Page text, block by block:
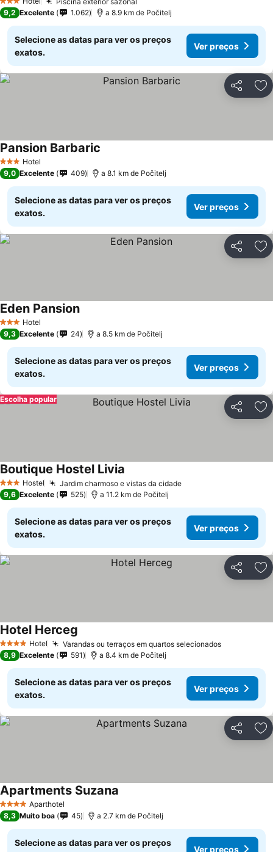
3 Estrelas
9,2 Excelente 1.062 a 8.9 km de Počitelj
Selecione as datas para ver os preços
exatos.
Ver preços
Partilhar
3 EstrelasHotel
Pansion Barbaric
9,0 Excelente 409 a 8.1 km de Počitelj
Selecione as datas para ver os preços
exatos.
Ver preços
Partilhar
3 EstrelasHotel
Eden Pansion
9,3 Excelente 24 a 8.5 km de Počitelj
Selecione as datas para ver os preços
exatos.
Ver preços
Partilhar
Escolha popular
3 EstrelasHostel Jardim charmoso e vistas da cidade
Boutique Hostel Livia
9,6 Excelente 525 a 11.2 km de Počitelj
Selecione as datas para ver os preços
exatos.
Ver preços
Partilhar
4 EstrelasHotel Varandas ou terraços em quartos selecionados
Hotel Herceg
8,9 Excelente 591 a 8.4 km de Počitelj
Selecione as datas para ver os preços
exatos.
Ver preços
Partilhar
4 EstrelasAparthotel
Apartments Suzana
8,3 Muito boa 45 a 2.7 km de Počitelj
Selecione as datas para ver os preços
Ver preços